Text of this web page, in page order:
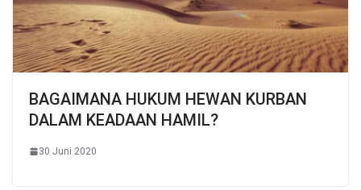
BAGAIMANA HUKUM HEWAN KURBAN
DALAM KEADAAN HAMIL?
30 Juni 2020